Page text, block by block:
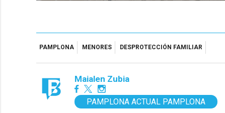
PAMPLONA MENORES DESPROTECCIÓN FAMILIAR
Maialen Zubia
PAMPLONA ACTUAL PAMPLONA